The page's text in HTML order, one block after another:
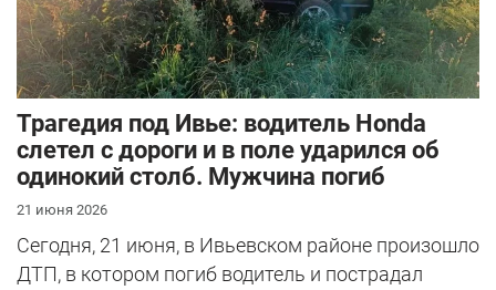
Трагедия под Ивье: водитель Honda
слетел с дороги и в поле ударился об
одинокий столб. Мужчина погиб
21 июня 2026
Сегодня, 21 июня, в Ивьевском районе произошло
ДТП, в котором погиб водитель и пострадал